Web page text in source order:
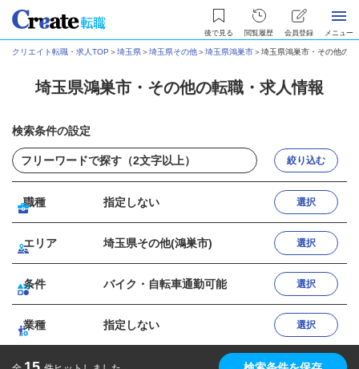
後で見る 閲覧履歴 会員登録 メニュー
クリエイト転職・求人TOP ＞埼玉県＞埼玉県その他＞埼玉県鴻巣市＞埼玉県鴻巣市・その他の
埼玉県鴻巣市・その他の転職・求人情報
検索条件の設定
絞り込む
職種 指定しない 選択
エリア 埼玉県その他(鴻巣市) 選択
条件 バイク・自転車通勤可能 選択
業種 指定しない 選択